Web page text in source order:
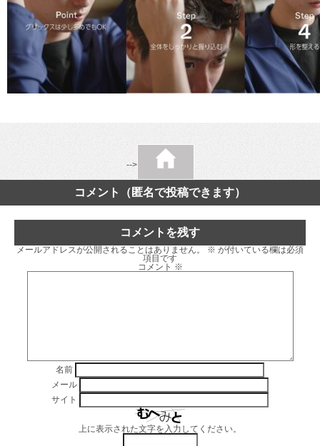
-->
コメント（匿名で投稿できます）
コメントを残す
メールアドレスが公開されることはありません。 ※ が付いている欄は必須
項目です
コメント ※
名前
メール
サイト
上に表示された文字を入力してください。